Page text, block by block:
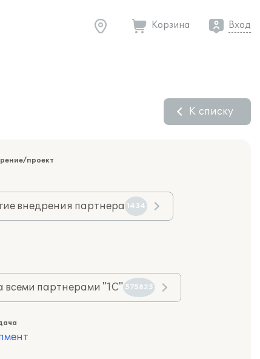
Корзина Вход
К списку
проект
внедрения партнера 1434
всеми партнерами "1С" 575825